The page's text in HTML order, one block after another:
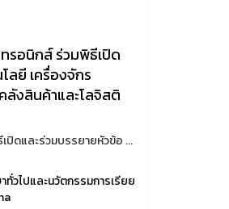
รอนิกส์ ร่วมพิธีเปิด
ลยี เครื่องจักร
ลังสินค้าและโลจิสติ
ปิดและร่วมบรรยายหัวข้อ ...
ทั่วไปและนวัตกรรมการเรียย